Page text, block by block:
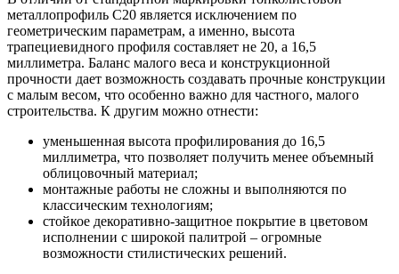
металлопрофиль С20 является исключением по
геометрическим параметрам, а именно, высота
трапециевидного профиля составляет не 20, а 16,5
миллиметра. Баланс малого веса и конструкционной
прочности дает возможность создавать прочные конструкции
с малым весом, что особенно важно для частного, малого
строительства. К другим можно отнести:
уменьшенная высота профилирования до 16,5
миллиметра, что позволяет получить менее объемный
облицовочный материал;
монтажные работы не сложны и выполняются по
классическим технологиям;
стойкое декоративно-защитное покрытие в цветовом
исполнении с широкой палитрой – огромные
возможности стилистических решений.